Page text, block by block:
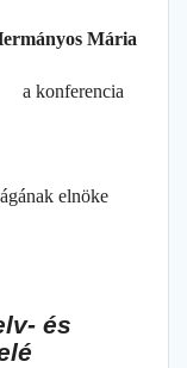
Mária
a konferencia
elnöke
és